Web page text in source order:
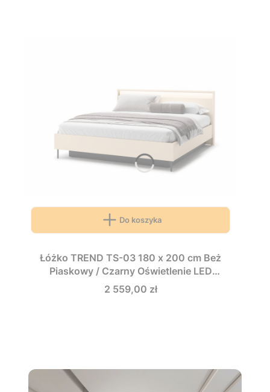
Do koszyka
Łóżko TREND TS-03 180 x 200 cm Beż
Piaskowy / Czarny Oświetlenie LED
Ryflowany Zagłówek Sypialnia TS3180BPC
Cena
2 559,00 zł